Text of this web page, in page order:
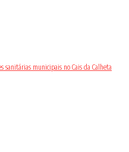
sanitárias municipais no Cais da Calheta